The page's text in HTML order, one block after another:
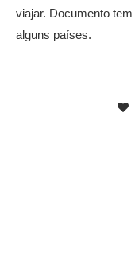
viajar. Documento
alguns países.